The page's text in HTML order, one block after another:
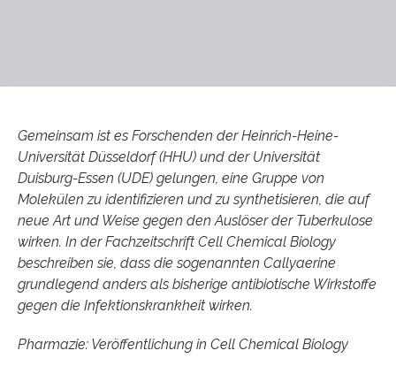
Gemeinsam ist es Forschenden der Heinrich-Heine-
Universität Düsseldorf (HHU) und der Universität
Duisburg-Essen (UDE) gelungen, eine Gruppe von
Molekülen zu identifizieren und zu synthetisieren, die auf
neue Art und Weise gegen den Auslöser der Tuberkulose
wirken. In der Fachzeitschrift Cell Chemical Biology
beschreiben sie, dass die sogenannten Callyaerine
grundlegend anders als bisherige antibiotische Wirkstoffe
gegen die Infektionskrankheit wirken.
Pharmazie: Veröffentlichung in Cell Chemical Biology